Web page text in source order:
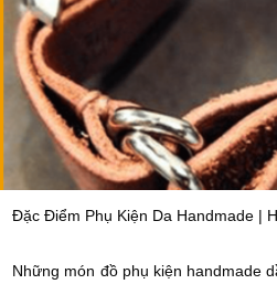
Đặc Điểm Phụ Kiện Da Handmade |
Những món đồ phụ kiện handmade